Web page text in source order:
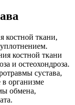
костной ткани,
уплотнением.
костной ткани
и остеохондроза.
сустава,
организме
обмена,